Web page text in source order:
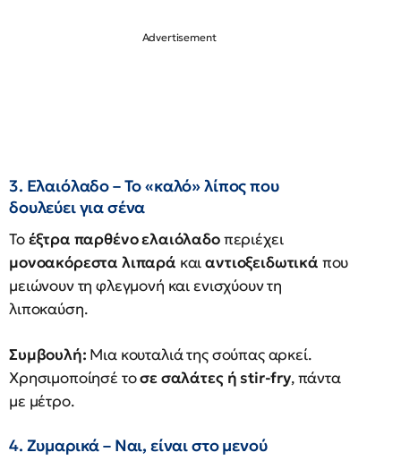
3. Ελαιόλαδο – Το «καλό» λίπος που
δουλεύει για σένα
Τοέξτρα παρθένο ελαιόλαδοπεριέχει
μονοακόρεστα λιπαρά καιαντιοξειδωτικά που
μειώνουν τη φλεγμονή και ενισχύουν τη
λιποκαύση.
Συμβουλή: Μια κουταλιά της σούπας αρκεί.
Χρησιμοποίησέ τοσε σαλάτες ή stir-fry, πάντα
με μέτρο.
4. Ζυμαρικά – Ναι, είναι στο μενού